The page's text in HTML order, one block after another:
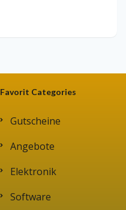
Favorit Categories
Gutscheine
Angebote
Elektronik
Software